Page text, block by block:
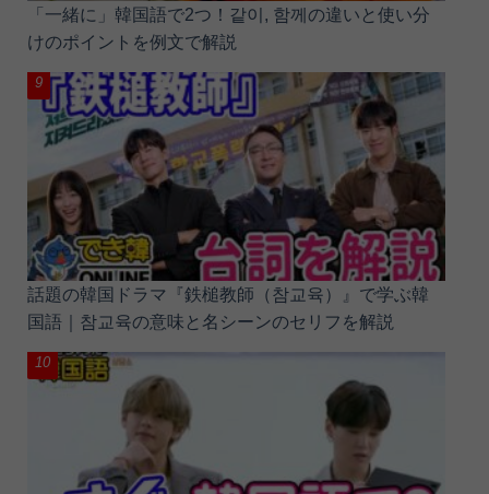
「一緒に」韓国語で2つ！같이, 함께の違いと使い分
けのポイントを例文で解説
話題の韓国ドラマ『鉄槌教師（참교육）』で学ぶ韓
国語｜참교육の意味と名シーンのセリフを解説